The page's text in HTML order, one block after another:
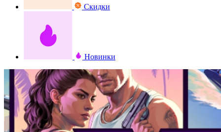
Скидки
Новинки